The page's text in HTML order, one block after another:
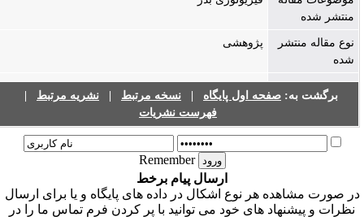
منتشر شده
نوع مقاله منتشر
شده
پژوهشی
برگشت به:صفحه اول پایگاه| نسخه مرتبط| نشریه مرتبط|
فهرست نشریات
Remember
ارسال پیام برخط
صورت مشاهده هر نوع اشکال در داده های پایگاه و یا برای ارسال
نظرات و پیشنهاد های خود می توانید با پر کردن فرم تماس ما را در